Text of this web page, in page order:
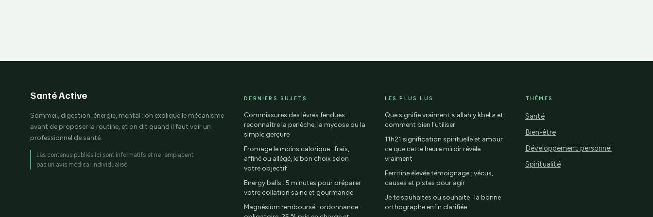
Santé Active
Sommeil, digestion, énergie, mental : on explique le mécanisme
avant de proposer la routine, et on dit quand il faut voir un
professionnel de santé.
Les contenus publiés ici sont informatifs et ne remplacent
pas un avis médical individualisé.
DERNIERS SUJETS
Commissures des lèvres fendues :
reconnaître la perlèche, la mycose ou la
simple gerçure
Fromage le moins calorique : frais,
affiné ou allégé, le bon choix selon
votre objectif
Energy balls : 5 minutes pour préparer
votre collation saine et gourmande
Magnésium remboursé : ordonnance
LES PLUS LUS
Que signifie vraiment « allah y kbel » et
comment bien l’utiliser
11h21 signification spirituelle et amour :
ce que cette heure miroir révèle
vraiment
Ferritine élevée témoignage : vécus,
causes et pistes pour agir
Je te souhaites ou souhaite : la bonne
orthographe enfin clarifiée
THÈMES
Santé
Bien-être
Développement personnel
Spiritualité